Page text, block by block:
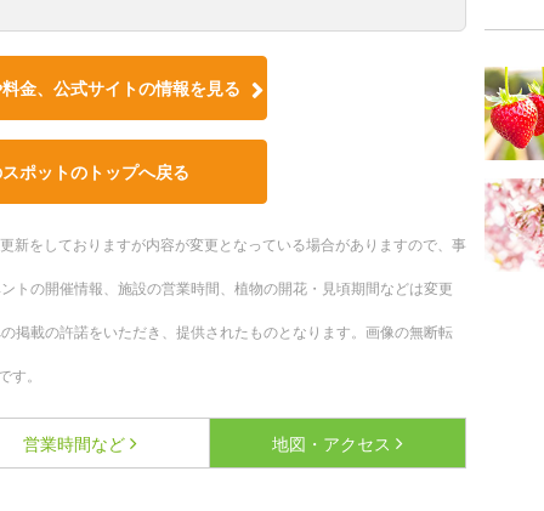
金、公式サイトの情報を見る
ポットのトップへ戻る
をしておりますが内容が変更となっている場合がありますので、事
トの開催情報、施設の営業時間、植物の開花・見頃期間などは変更
掲載の許諾をいただき、提供されたものとなります。画像の無断転
。
営業時間など 地図・アクセス